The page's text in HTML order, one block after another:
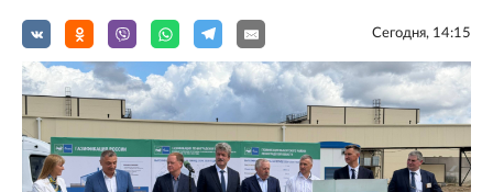
Сегодня, 14:15